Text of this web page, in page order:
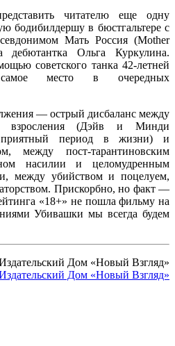
читателю еще одну
бодибилдершу в бюстгальтере с
Мать Россия (Mother
дебютантка Ольга Куркулина.
советского танка 42-летней
место в очередных
— острый дисбаланс между
взросления (Дэйв и Минди
период в жизни) и
между пост-тарантиновским
насилии и целомудренным
между убийством и поцелуем,
Прискорбно, но факт —
«18+» не пошла фильму на
Убивашки мы всегда будем
Дом «Новый Взгляд»